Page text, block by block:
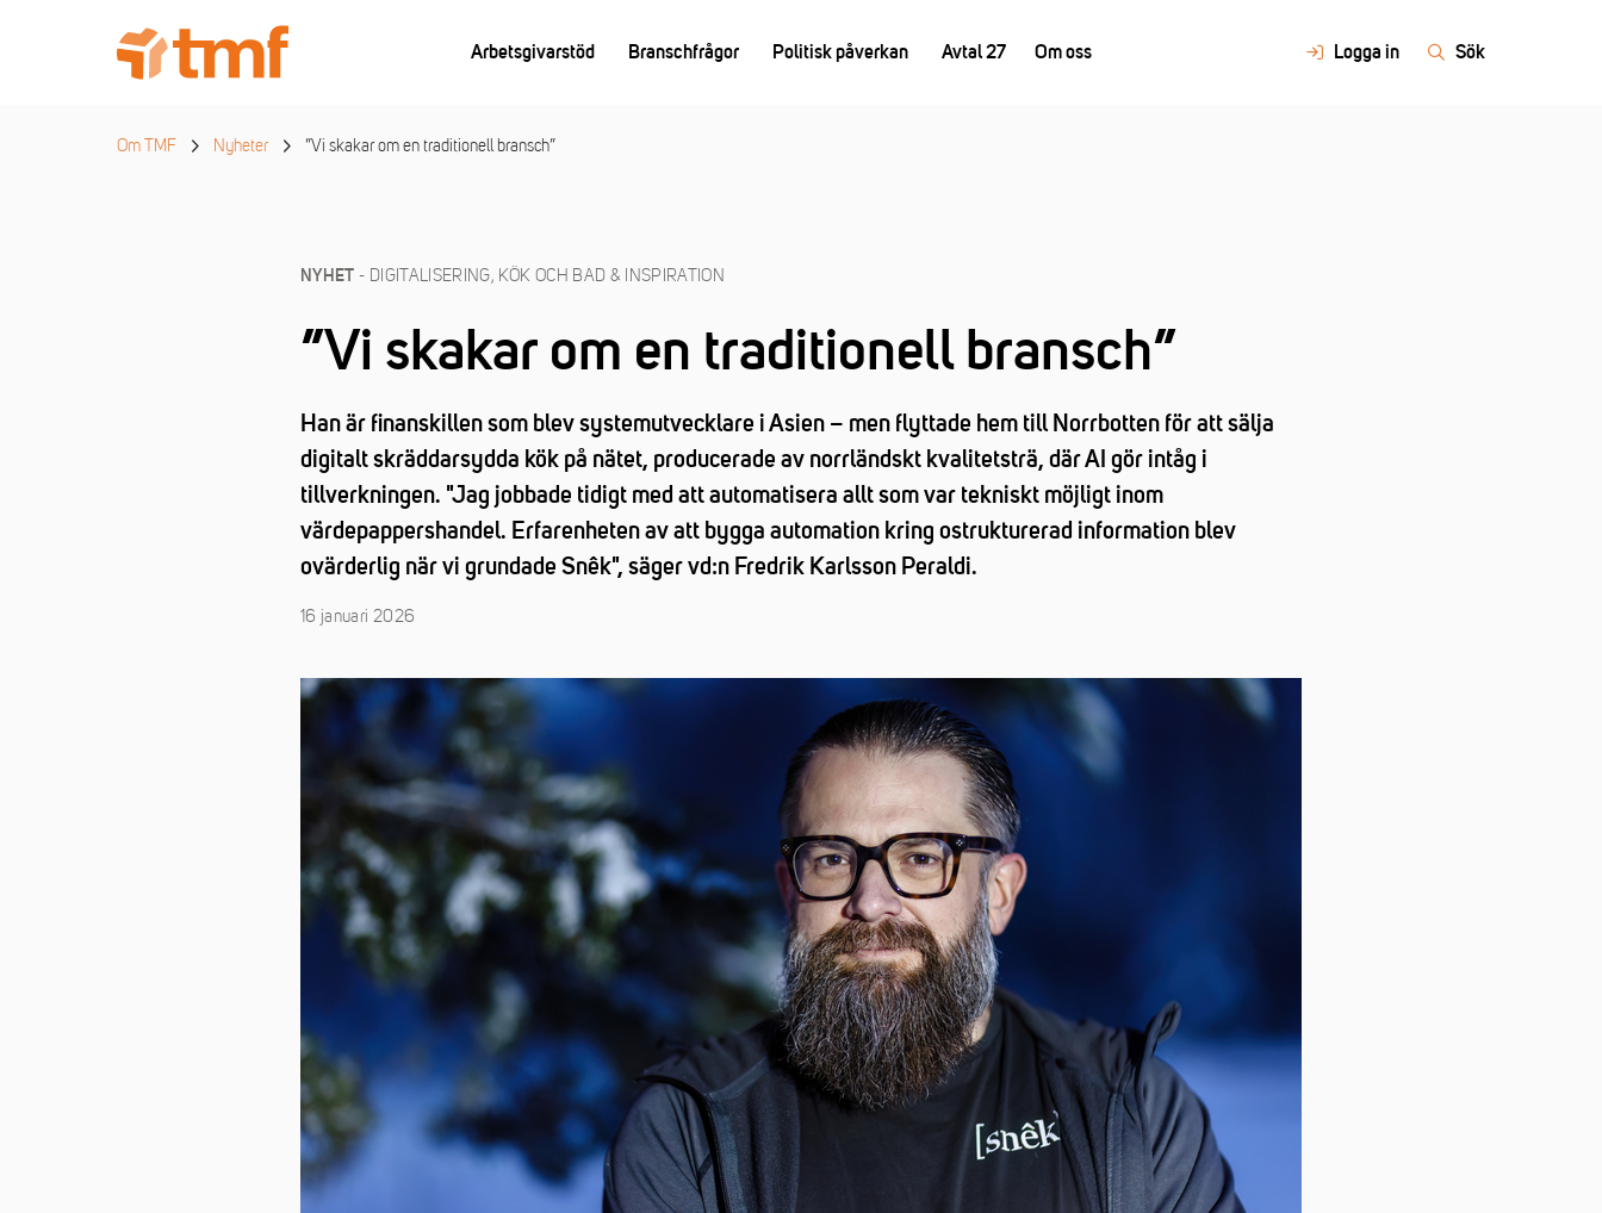
Arbetsgivarstöd Branschfrågor Politisk påverkan Avtal 27 Om oss Logga in Sök
Om TMF Nyheter ”Vi skakar om en traditionell bransch”
NYHET - DIGITALISERING, KÖK OCH BAD & INSPIRATION
”Vi skakar om en traditionell bransch”
Han är finanskillen som blev systemutvecklare i Asien – men flyttade hem till Norrbotten för att sälja
digitalt skräddarsydda kök på nätet, producerade av norrländskt kvalitetsträ, där AI gör intåg i
tillverkningen. "Jag jobbade tidigt med att automatisera allt som var tekniskt möjligt inom
värdepappershandel. Erfarenheten av att bygga automation kring ostrukturerad information blev
ovärderlig när vi grundade Snêk", säger vd:n Fredrik Karlsson Peraldi.
16 januari 2026